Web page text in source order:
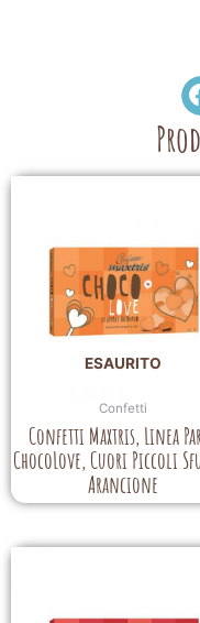
ESAURITO
Confetti
Confetti Maxtris, Linea
ChocoLove, Cuori Piccoli
Arancione